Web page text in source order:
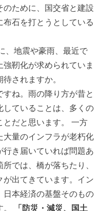
ために、国交省と建設
石を打とうとしている
、地震や豪雨、最近で
靭化が求められていま
されますか。
すね。雨の降り方が昔と
ていることは、多くの
だと思います。 一方
量のインフラが老朽化
き届いていれば問題あ
では、橋が落ちたり、
出てきています。イン
本経済の基盤そのもの
「防災・減災、国土